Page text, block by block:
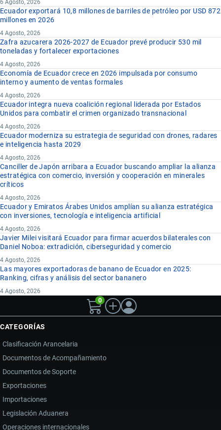
6 Agosto, 2026
Ecuador exportará 10,8 millones de barriles de petróleo por USD 872
millones en 2026
4 Agosto, 2026
Zafra azucarera 2026-2027 de Ecuador prevé producir 530 mil
toneladas y fortalecer exportaciones
4 Agosto, 2026
Economía de Ecuador crece en 2026 impulsada por consumo
interno y aumento de ventas formales
4 Agosto, 2026
Ecuador integra nueva coalición regional liderada por Estados
Unidos para combatir el crimen organizado transnacional
4 Agosto, 2026
Ecuador moderniza su estrategia de seguridad con drones, radares
e inteligencia hasta 2029
4 Agosto, 2026
Canciller de Japón arribara a Ecuador buscando ampliar la alianza
estratégica con comercio, inversión y cooperación en minerales
críticos
4 Agosto, 2026
Ecuador y Emiratos Árabes Unidos amplían su alianza estratégica
con inversiones, tecnología e inteligencia artificial
4 Agosto, 2026
Javier Milei visitará Ecuador para firmar acuerdos bilaterales con
Daniel Noboa: extradición, ciberseguridad y comercio
4 Agosto, 2026
Las mayores exportadoras de banano de Ecuador en 2025:
Ranking, cifras y análisis del sector bananero
4 Agosto, 2026
0
CATEGORÍAS
Clasificación Arancelaria
Documentos de Acompañamiento
Documentos de Soporte
Exportaciones
Importaciones
Legislación Aduanera
Operaciones internacionales